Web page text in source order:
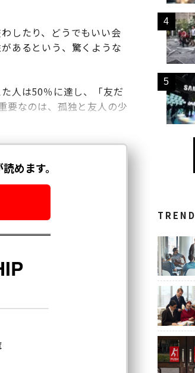
したり、どうでもいい会
あるという、驚くような
人は50％に達し、「友だ
要なのは、孤独と友人の少
TREND